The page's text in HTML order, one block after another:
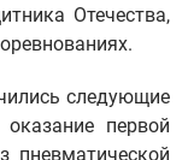
Отечества,
следующие
первой
пневматической